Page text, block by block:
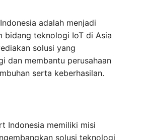
adalah menjadi
bidang teknologi IoT di Asia
solusi yang
dan membantu perusahaan
serta keberhasilan.
Indonesia memiliki misi
solusi teknologi